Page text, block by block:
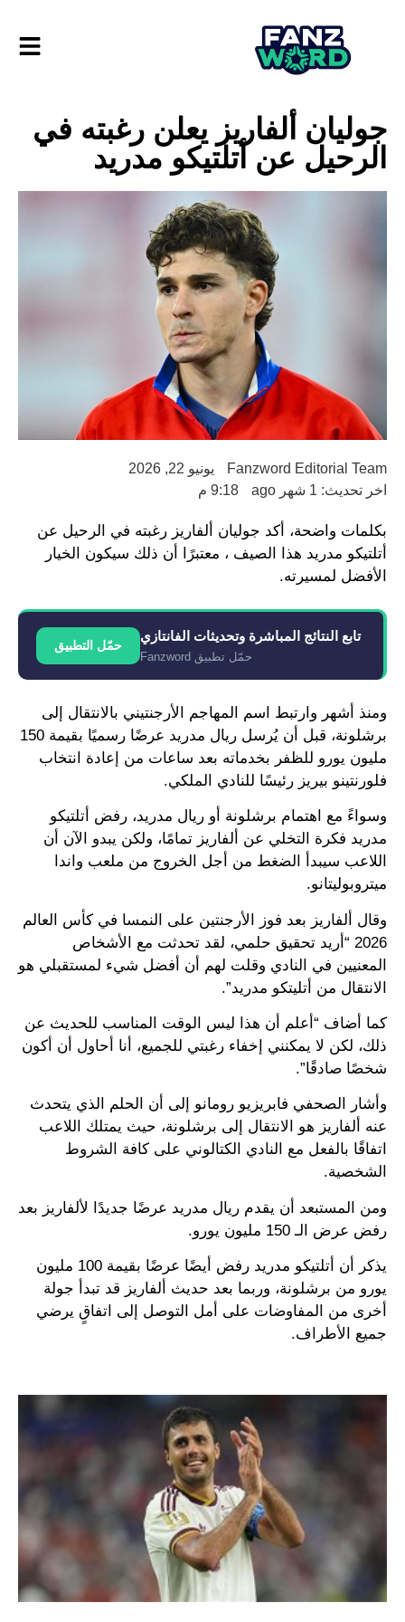
جوليان ألفاريز يعلن رغبته في
الرحيل عن أتلتيكو مدريد
Fanzword Editorial Team
يونيو 22, 2026
اخر تحديث: 1 شهر ago
9:18 م
بكلمات واضحة، أكد جوليان ألفاريز رغبته في الرحيل عن
أتلتيكو مدريد هذا الصيف ، معتبرًا أن ذلك سيكون الخيار
الأفضل لمسيرته.
تابع النتائج المباشرة وتحديثات الفانتازي
حمّل تطبيق Fanzword
حمّل التطبيق
ومنذ أشهر وارتبط اسم المهاجم الأرجنتيني بالانتقال إلى
برشلونة، قبل أن يُرسل ريال مدريد عرضًا رسميًا بقيمة 150
مليون يورو للظفر بخدماته بعد ساعات من إعادة انتخاب
فلورنتينو بيريز رئيسًا للنادي الملكي.
وسواءً مع اهتمام برشلونة أو ريال مدريد، رفض أتلتيكو
مدريد فكرة التخلي عن ألفاريز تمامًا، ولكن يبدو الآن أن
اللاعب سيبدأ الضغط من أجل الخروج من ملعب واندا
ميتروبوليتانو.
وقال ألفاريز بعد فوز الأرجنتين على النمسا في كأس العالم
2026 “أريد تحقيق حلمي، لقد تحدثت مع الأشخاص
المعنيين في النادي وقلت لهم أن أفضل شيء لمستقبلي هو
الانتقال من أتليتكو مدريد”.
كما أضاف “أعلم أن هذا ليس الوقت المناسب للحديث عن
ذلك، لكن لا يمكنني إخفاء رغبتي للجميع، أنا أحاول أن أكون
شخصًا صادقًا”.
وأشار الصحفي فابريزيو رومانو إلى أن الحلم الذي يتحدث
عنه ألفاريز هو الانتقال إلى برشلونة، حيث يمتلك اللاعب
اتفاقًا بالفعل مع النادي الكتالوني على كافة الشروط
الشخصية.
ومن المستبعد أن يقدم ريال مدريد عرضًا جديدًا لألفاريز بعد
رفض عرض الـ 150 مليون يورو.
يذكر أن أتلتيكو مدريد رفض أيضًا عرضًا بقيمة 100 مليون
يورو من برشلونة، وربما بعد حديث ألفاريز قد تبدأ جولة
أخرى من المفاوضات على أمل التوصل إلى اتفاقٍ يرضي
جميع الأطراف.